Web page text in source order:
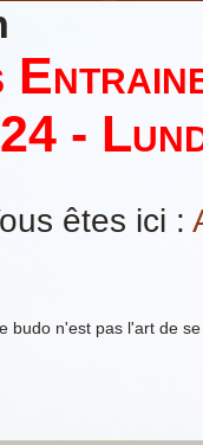
-
êtes ici :
budo n'est pas l'art de